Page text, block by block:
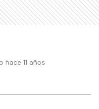
hace 11 años